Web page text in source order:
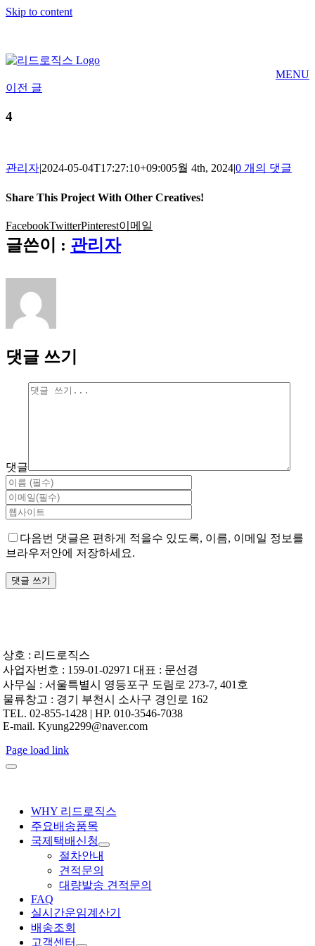
Skip to content
MENU
이전 글
4
관리자|2024-05-04T17:27:10+09:005월 4th, 2024|0 개의 댓글
Share This Project With Other Creatives!
FacebookTwitterPinterest이메일
글쓴이 : 관리자
댓글 쓰기
댓글
다음번 댓글은 편하게 적을수 있도록, 이름, 이메일 정보를
브라우저안에 저장하세요.
상호 : 리드로직스
사업자번호 : 159-01-02971 대표 : 문선경
사무실 : 서울특별시 영등포구 도림로 273-7, 401호
물류창고 : 경기 부천시 소사구 경인로 162
TEL. 02-855-1428 | HP. 010-3546-7038
E-mail. Kyung2299@naver.com
Page load link
WHY 리드로직스
주요배송품목
국제택배신청
절차안내
견적문의
대량발송 견적문의
FAQ
실시간운임계산기
배송조회
고객센터